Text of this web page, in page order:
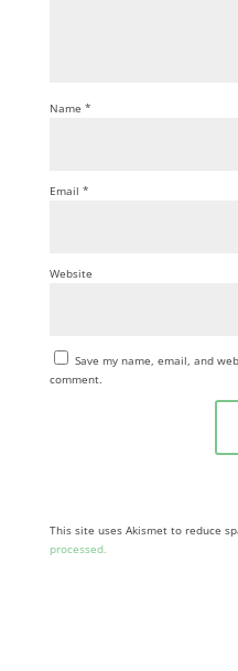
Name *
Email *
Website
Save my name, email, and
comment.
This site uses Akismet to reduce
processed.